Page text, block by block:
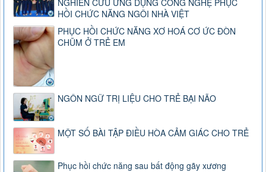
HỒI CHỨC NĂNG NGÔI NHÀ VIỆT
PHỤC HỒI CHỨC NĂNG XƠ HOÁ CƠ ỨC ĐÒN
CHŨM Ở TRẺ EM
NGÔN NGỮ TRỊ LIỆU CHO TRẺ BẠI NÃO
MỘT SỐ BÀI TẬP ĐIỀU HÒA CẢM GIÁC CHO TRẺ
Phục hồi chức năng sau bất động gãy xương